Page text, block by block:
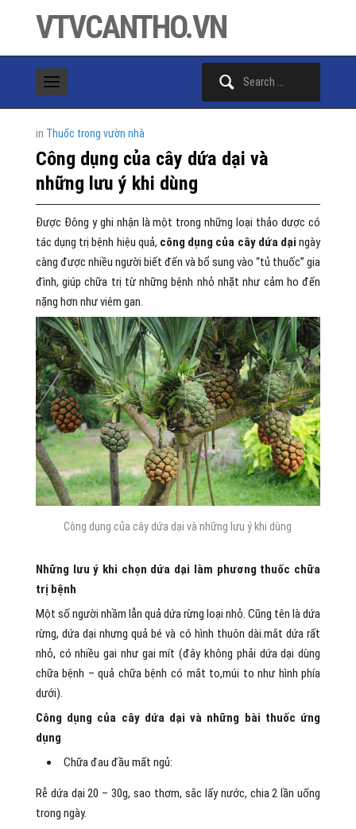
VTVCANTHO.VN
in Thuốc trong vườn nhà
Công dụng của cây dứa dại và
những lưu ý khi dùng
Được Đông y ghi nhận là một trong những loại thảo dược có
tác dụng trị bệnh hiệu quả, công dụng của cây dứa dại ngày
càng được nhiều người biết đến và bổ sung vào “tủ thuốc” gia
đình, giúp chữa trị từ những bệnh nhỏ nhặt như cảm ho đến
nặng hơn như viêm gan.
Công dụng của cây dứa dại và những lưu ý khi dùng
Những lưu ý khi chọn dứa dại làm phương thuốc chữa
trị bệnh
Một số người nhầm lẫn quả dứa rừng loại nhỏ. Cũng tên là dứa
rừng, dứa dại nhưng quả bé và có hình thuôn dài.mắt dứa rất
nhỏ, có nhiều gai như gai mít (đây không phải dứa dại dùng
chữa bệnh – quả chữa bệnh có mắt to,múi to như hình phía
dưới).
Công dụng của cây dứa dại và những bài thuốc ứng
dụng
Chữa đau đầu mất ngủ:
Rễ dứa dại 20 – 30g, sao thơm, sắc lấy nước, chia 2 lần uống
trong ngày.